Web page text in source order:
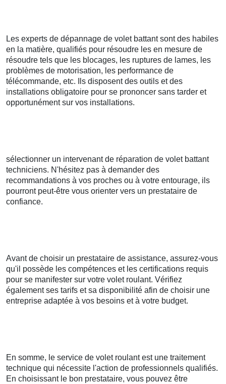
Les experts de dépannage de volet battant sont des habiles
en la matière, qualifiés pour résoudre les en mesure de
résoudre tels que les blocages, les ruptures de lames, les
problèmes de motorisation, les performance de
télécommande, etc. Ils disposent des outils et des
installations obligatoire pour se prononcer sans tarder et
opportunément sur vos installations.
sélectionner un intervenant de réparation de volet battant
techniciens. N'hésitez pas à demander des
recommandations à vos proches ou à votre entourage, ils
pourront peut-être vous orienter vers un prestataire de
confiance.
Avant de choisir un prestataire de assistance, assurez-vous
qu'il possède les compétences et les certifications requis
pour se manifester sur votre volet roulant. Vérifiez
également ses tarifs et sa disponibilité afin de choisir une
entreprise adaptée à vos besoins et à votre budget.
En somme, le service de volet roulant est une traitement
technique qui nécessite l'action de professionnels qualifiés.
En choisissant le bon prestataire, vous pouvez être